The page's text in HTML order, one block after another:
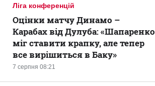
Ліга конференцій
7 серпня 08:21
Оцінки матчу Динамо –
Карабах від Дулуба: «Шапаренко
міг ставити крапку, але тепер
все вирішиться в Баку»